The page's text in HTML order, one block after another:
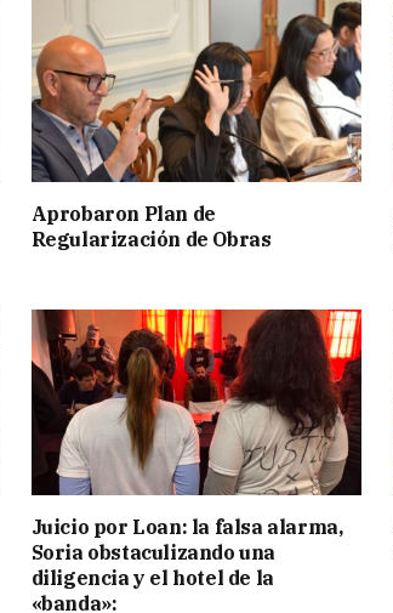
Aprobaron Plan de
Regularización de Obras
Juicio por Loan: la falsa alarma,
Soria obstaculizando una
diligencia y el hotel de la
«banda»: